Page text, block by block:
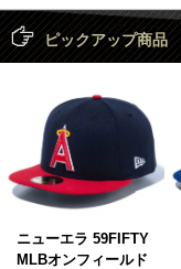
ピックアップ商品
ニューエラ 59FIFTY
MLBオンフィールド